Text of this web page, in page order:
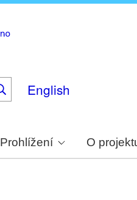
English
Prohlížení O